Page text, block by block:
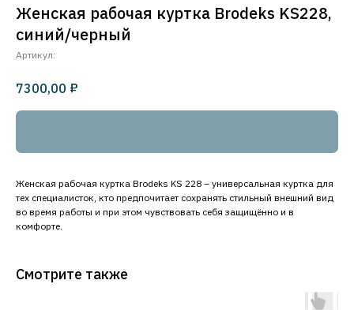
Женская рабочая куртка Brodeks KS228,
синий/черный
Артикул:
7300,00 ₽
Женская рабочая куртка Brodeks KS 228 – универсальная куртка для
тех специалисток, кто предпочитает сохранять стильный внешний вид
во время работы и при этом чувствовать себя защищённо и в
комфорте.
Смотрите также